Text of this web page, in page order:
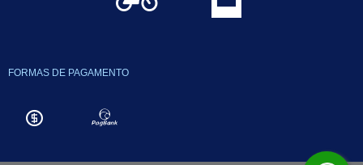
FORMAS DE PAGAMENTO